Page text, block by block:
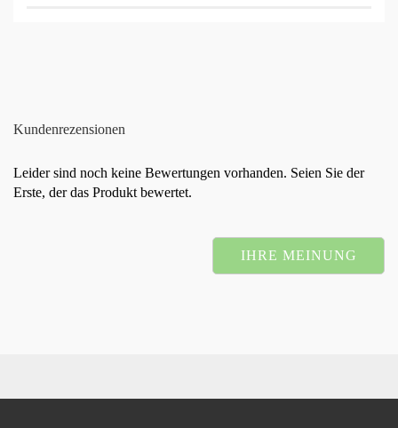
Kundenrezensionen
Leider sind noch keine Bewertungen vorhanden. Seien Sie der
Erste, der das Produkt bewertet.
IHRE MEINUNG